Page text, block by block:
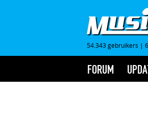
54.343 gebruikers |
FORUM